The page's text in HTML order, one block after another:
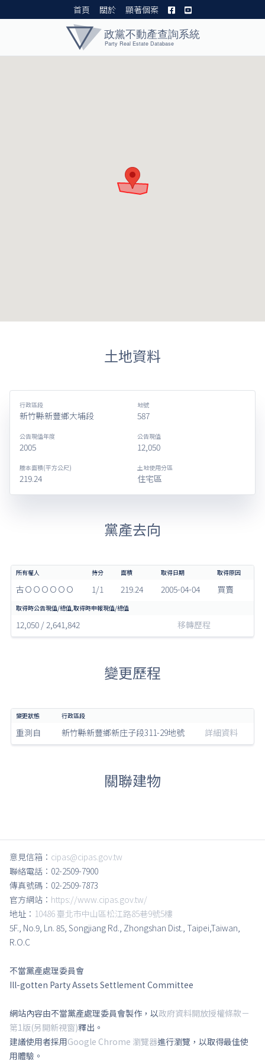
首頁 關於 顯著個案
土地資料
行政區段
新竹縣新豐鄉大埔段
地號
587
公告現值年度
2005
公告現值
12,050
謄本面積(平方公尺)
219.24
土地使用分區
住宅區
黨產去向
古ＯＯＯＯＯＯ 1/1 219.24 2005-04-04 買賣
12,050 / 2,641,842 移轉歷程
變更歷程
重測自 新竹縣新豐鄉新庄子段311-29地號 詳細資料
關聯建物
意見信箱： cipas@cipas.gov.tw
聯絡電話：02-2509-7900
傳真號碼：02-2509-7873
官方網站： https://www.cipas.gov.tw/
地址： 10486 臺北市中山區松江路85巷9號5樓
5F., No.9, Ln. 85, Songjiang Rd., Zhongshan Dist., Taipei,Taiwan,
R.O.C
不當黨產處理委員會
Ill-gotten Party Assets Settlement Committee
網站內容由不當黨產處理委員會製作，以政府資料開放授權條款－
第1版(另開新視窗)釋出。
建議使用者採用Google Chrome 瀏覽器進行瀏覽，以取得最佳使
用體驗。